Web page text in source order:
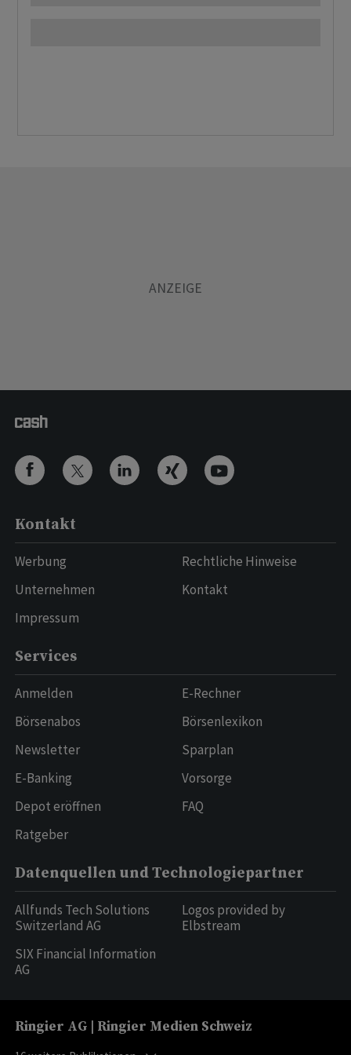
Kontakt
Werbung
Unternehmen
Impressum
Rechtliche Hinweise
Kontakt
Services
Anmelden
Börsenabos
Newsletter
E-Banking
Depot eröffnen
Ratgeber
E-Rechner
Börsenlexikon
Sparplan
Vorsorge
FAQ
Datenquellen und Technologiepartner
Allfunds Tech Solutions
Switzerland AG
SIX Financial Information
AG
Logos provided by
Elbstream
Ringier AG | Ringier Medien Schweiz